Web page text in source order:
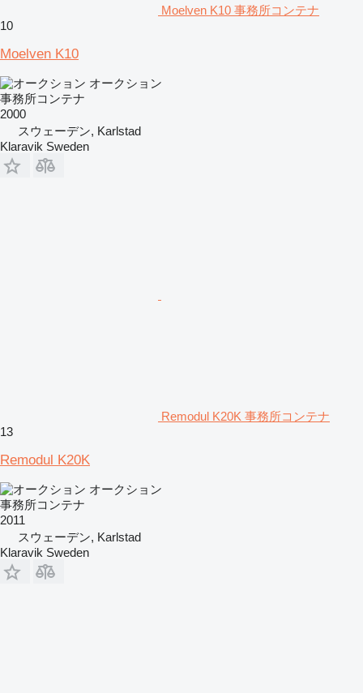
Moelven K10 事務所コンテナ
10
Moelven K10
オークション
事務所コンテナ
2000
スウェーデン, Karlstad
Klaravik Sweden
Remodul K20K 事務所コンテナ
13
Remodul K20K
オークション
事務所コンテナ
2011
スウェーデン, Karlstad
Klaravik Sweden